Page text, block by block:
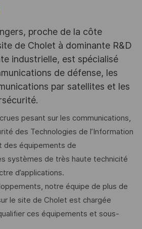
proche de la côte
de Cholet à dominante R&D
industrielle, est spécialisé
de défense, les
par satellites et les
pesant sur les communications,
des Technologies de l’Information
des équipements de
systèmes de très haute technicité
d’applications.
notre équipe de plus de
le site de Cholet est chargée
ces équipements et sous-